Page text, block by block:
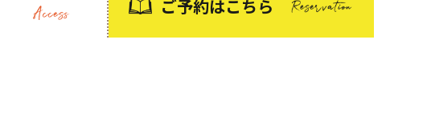
ご予約はこちら